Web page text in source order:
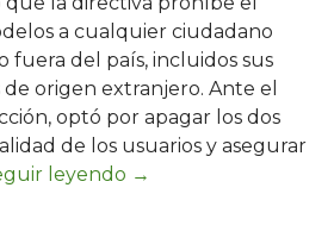
a cualquier ciudadano
fuera del país, incluidos sus
origen extranjero. Ante el
optó por apagar los dos
de los usuarios y asegurar